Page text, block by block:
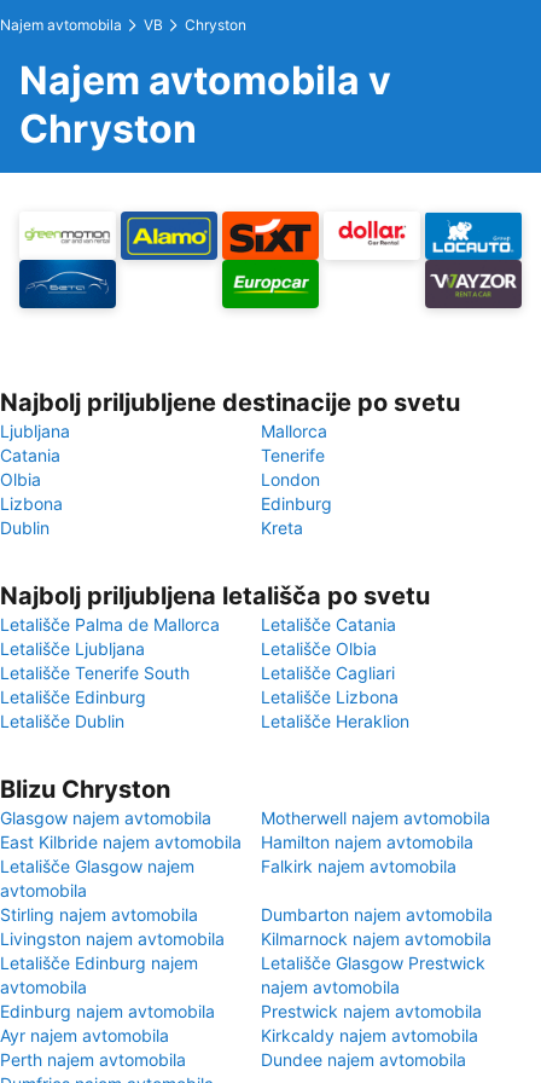
Najem avtomobila VB Chryston
Najem avtomobila v
Chryston
Najbolj priljubljene destinacije po svetu
Ljubljana
Mallorca
Catania
Tenerife
Olbia
London
Lizbona
Edinburg
Dublin
Kreta
Najbolj priljubljena letališča po svetu
Letališče Palma de Mallorca
Letališče Catania
Letališče Ljubljana
Letališče Olbia
Letališče Tenerife South
Letališče Cagliari
Letališče Edinburg
Letališče Lizbona
Letališče Dublin
Letališče Heraklion
Blizu Chryston
Glasgow najem avtomobila
Motherwell najem avtomobila
East Kilbride najem avtomobila
Hamilton najem avtomobila
Letališče Glasgow najem
avtomobila
Falkirk najem avtomobila
Stirling najem avtomobila
Dumbarton najem avtomobila
Livingston najem avtomobila
Kilmarnock najem avtomobila
Letališče Edinburg najem
avtomobila
Letališče Glasgow Prestwick
najem avtomobila
Edinburg najem avtomobila
Prestwick najem avtomobila
Ayr najem avtomobila
Kirkcaldy najem avtomobila
Perth najem avtomobila
Dundee najem avtomobila